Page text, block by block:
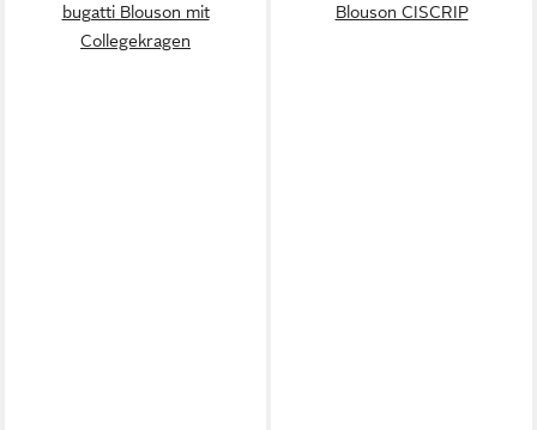
bugatti Blouson mit
Collegekragen
Blouson CISCRIP